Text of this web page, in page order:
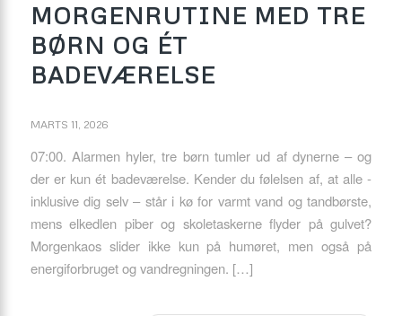
MORGENRUTINE MED TRE
BØRN OG ÉT
BADEVÆRELSE
MARTS 11, 2026
07:00. Alarmen hyler, tre børn tumler ud af dynerne – og
der er kun ét badeværelse. Kender du følelsen af, at alle ­-
inklusive dig selv – står i kø for varmt vand og tandbørste,
mens elkedlen piber og skoletaskerne flyder på gulvet?
Morgenkaos slider ikke kun på humøret, men også på
energiforbruget og vandregningen. […]